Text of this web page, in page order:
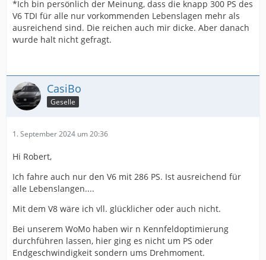
*Ich bin persönlich der Meinung, dass die knapp 300 PS des
V6 TDI für alle nur vorkommenden Lebenslagen mehr als
ausreichend sind. Die reichen auch mir dicke. Aber danach
wurde halt nicht gefragt.
CasiBo
Geselle
1. September 2024 um 20:36
Hi Robert,
Ich fahre auch nur den V6 mit 286 PS. Ist ausreichend für
alle Lebenslangen....
Mit dem V8 wäre ich vll. glücklicher oder auch nicht.
Bei unserem WoMo haben wir n Kennfeldoptimierung
durchführen lassen, hier ging es nicht um PS oder
Endgeschwindigkeit sondern ums Drehmoment.